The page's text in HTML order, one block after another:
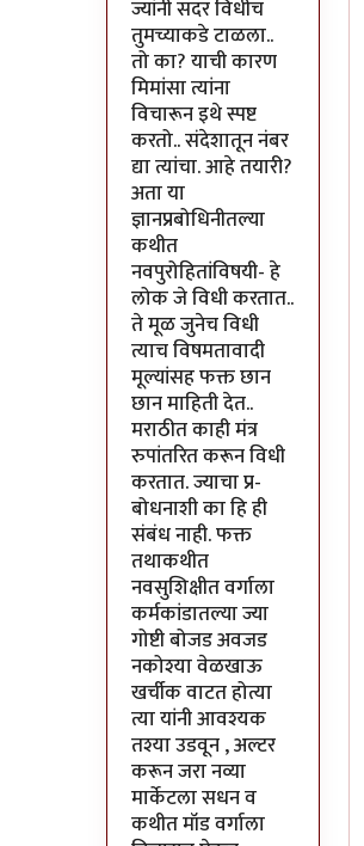
ज्यांनी सदर विधीच
तुमच्याकडे टाळला..
तो का? याची कारण
मिमांसा त्यांना
विचारून इथे स्पष्ट
करतो.. संदेशातून नंबर
द्या त्यांचा. आहे तयारी?
अता या
ज्ञानप्रबोधिनीतल्या
कथीत
नवपुरोहितांविषयी- हे
लोक जे विधी करतात..
ते मूळ जुनेच विधी
त्याच विषमतावादी
मूल्यांसह फक्त छान
छान माहिती देत..
मराठीत काही मंत्र
रुपांतरित करून विधी
करतात. ज्याचा प्र-
बोधनाशी का हि ही
संबंध नाही. फक्त
तथाकथीत
नवसुशिक्षीत वर्गाला
कर्मकांडातल्या ज्या
गोष्टी बोजड अवजड
नकोश्या वेळखाऊ
खर्चीक वाटत होत्या
त्या यांनी आवश्यक
तश्या उडवून , अल्टर
करून जरा नव्या
मार्केटला सधन व
कथीत मॉड वर्गाला